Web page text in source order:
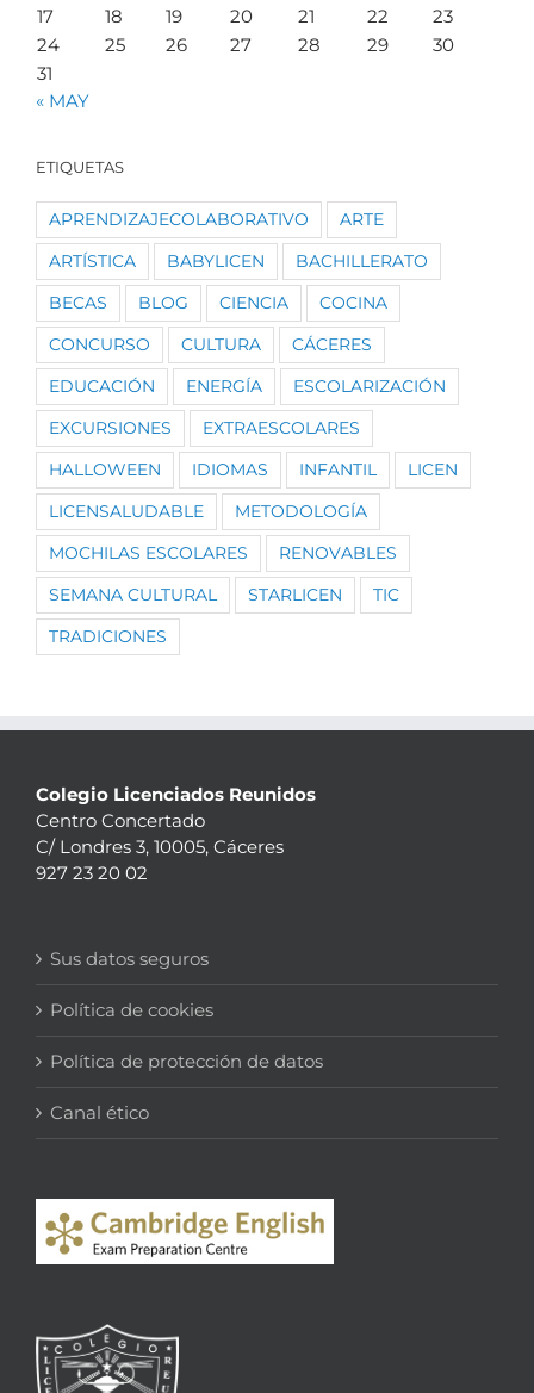
17
18 19 20 21 22
23
24
25 26 27 28 29
30
31
« MAY
ETIQUETAS
APRENDIZAJECOLABORATIVO ARTE
ARTÍSTICA BABYLICEN BACHILLERATO
BECAS BLOG CIENCIA COCINA
CONCURSO CULTURA CÁCERES
EDUCACIÓN ENERGÍA ESCOLARIZACIÓN
EXCURSIONES EXTRAESCOLARES
HALLOWEEN IDIOMAS INFANTIL LICEN
LICENSALUDABLE METODOLOGÍA
MOCHILAS ESCOLARES RENOVABLES
SEMANA CULTURAL STARLICEN TIC
TRADICIONES
Colegio Licenciados Reunidos
Centro Concertado
C/ Londres 3, 10005, Cáceres
927 23 20 02
Sus datos seguros
Política de cookies
Política de protección de datos
Canal ético